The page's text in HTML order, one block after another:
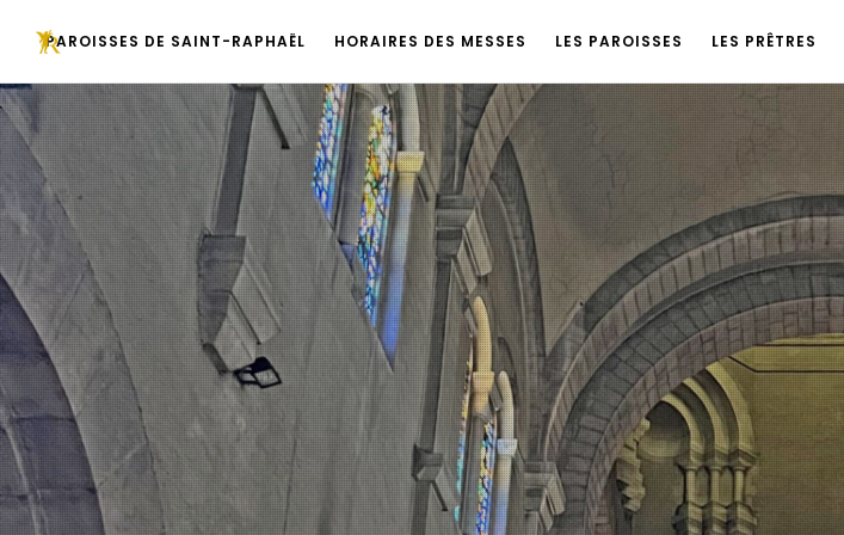
PAROISSES DE SAINT-RAPHAËL HORAIRES DES MESSES LES PAROISSES LES PRÊTRES